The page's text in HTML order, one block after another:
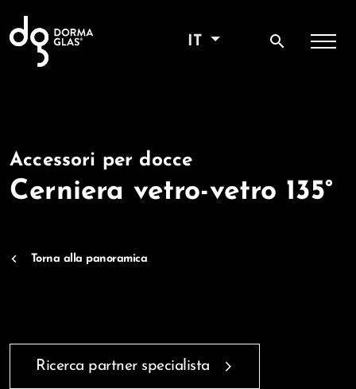
IT search
Accessori per docce
Cerniera vetro-vetro 135°
Torna alla panoramica
Ricerca partner specialista